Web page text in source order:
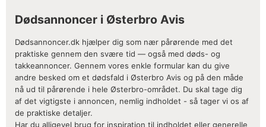
Dødsannoncer i Østerbro Avis
Dødsannoncer.dk hjælper dig som nær pårørende med det
praktiske gennem den svære tid — også med døds- og
takkeannoncer. Gennem vores enkle formular kan du give
andre besked om et dødsfald i Østerbro Avis og på den måde
nå ud til pårørende i hele Østerbro-området. Du skal tage dig
af det vigtigste i annoncen, nemlig indholdet - så tager vi os af
de praktiske detaljer.
Har du alligevel brug for inspiration til indholdet eller generelle